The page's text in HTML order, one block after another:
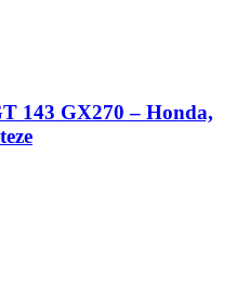
143 GX270 – Honda,